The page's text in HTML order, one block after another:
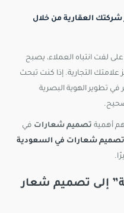
شركتك العقارية من خلال
لفت انتباه العملاء، يصبح
علامتك التجارية. إذا كنت تبحث
في تطوير الهوية البصرية
أهمية تصميم شعارات في
شعارات في السعودية
إلى تصميم شعار